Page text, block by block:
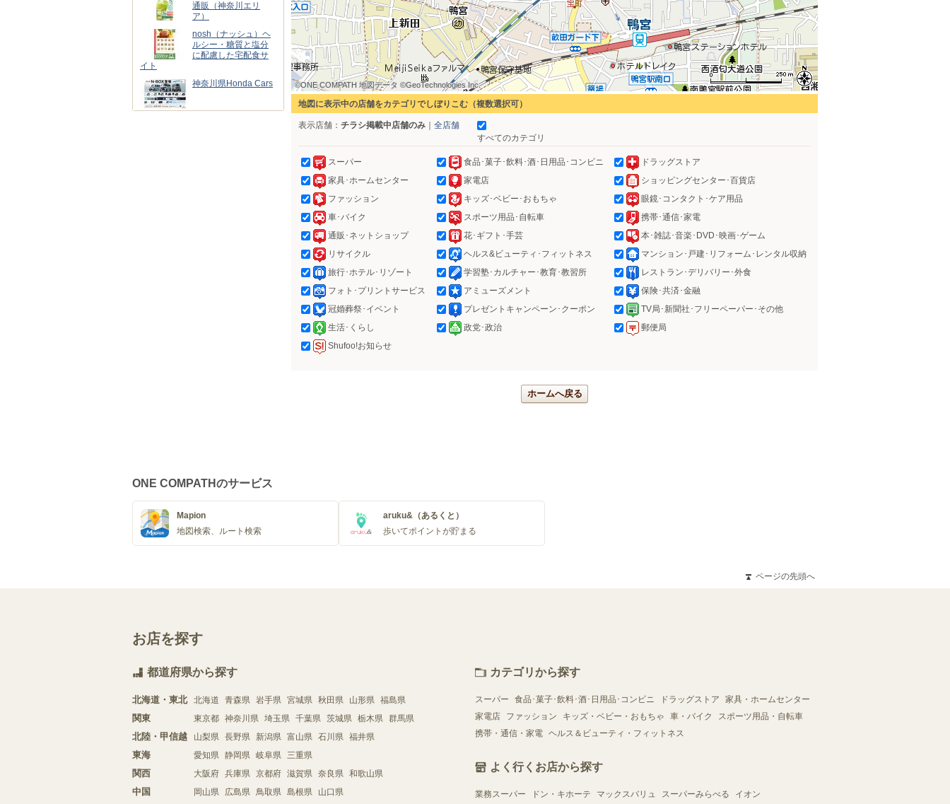
©ONE COMPATH 地図データ ©GeoTechnologies Inc.
©ONE COMPATH 地図データ ©GeoTechnologies Inc.
©ONE COMPATH 地図データ ©GeoTechnologies Inc.
©ONE COMPATH 地図データ ©GeoTechnologies Inc.
©ONE COMPATH 地図データ ©GeoTechnologies Inc.
©ONE COMPATH 地図データ ©GeoTechnologies Inc.
©ONE COMPATH 地図データ ©GeoTechnologies Inc.
©ONE COMPATH 地図データ ©GeoTechnologies Inc.
©ONE COMPATH 地図データ ©GeoTechnologies Inc.
地図に表示中の店舗をカテゴリでしぼりこむ（複数選択可）
表示店舗： チラシ掲載中店舗のみ
全店舗
すべてのカテゴリ
スーパー 食品･菓子･飲料･酒･日用品･コンビニ
ドラッグストア
家具･ホームセンター
家電店
ショッピングセンター･百貨店
ファッション
キッズ･ベビー･おもちゃ
眼鏡･コンタクト･ケア用品
車･バイク
スポーツ用品･自転車
携帯･通信･家電
通販･ネットショップ
花･ギフト･手芸
本･雑誌･音楽･DVD･映画･ゲーム
リサイクル
ヘルス&ビューティ･フィットネス
マンション･戸建･リフォーム･レンタル収納
旅行･ホテル･リゾート
学習塾･カルチャー･教育･教習所
レストラン･デリバリー･外食
フォト･プリントサービス
アミューズメント
保険･共済･金融
冠婚葬祭･イベント
プレゼントキャンペーン･クーポン
TV局･新聞社･フリーペーパー･その他
生活･くらし
政党･政治
郵便局
Shufoo!お知らせ
ホームへ戻る
バースデイ/小田原ダ
イナシティ店
通販（神奈川エリ
ア）
nosh（ナッシュ）ヘ
ルシー・糖質と塩分
に配慮した宅配食サ
イト
神奈川県Honda Cars
ONE COMPATHのサービス
Mapion
地図検索、ルート検索
aruku&（あるくと）
歩いてポイントが貯まる
ページの先頭へ
お店を探す
都道府県から探す
北海道・東北 北海道 青森県 岩手県 宮城県 秋田県 山形県 福島県
関東 東京都 神奈川県 埼玉県 千葉県 茨城県 栃木県 群馬県
北陸・甲信越 山梨県 長野県 新潟県 富山県 石川県 福井県
東海 愛知県 静岡県 岐阜県 三重県
関西 大阪府 兵庫県 京都府 滋賀県 奈良県 和歌山県
中国 岡山県 広島県 鳥取県 島根県 山口県
カテゴリから探す
スーパー 食品･菓子･飲料･酒･日用品･コンビニ ドラッグストア
家具・ホームセンター
家電店
ファッション キッズ・ベビー・おもちゃ 車・バイク
スポーツ用品・自転車
携帯・通信・家電 ヘルス＆ビューティ・フィットネス
よく行くお店から探す
業務スーパー ドン・キホーテ マックスバリュ スーパーみらべる イオン